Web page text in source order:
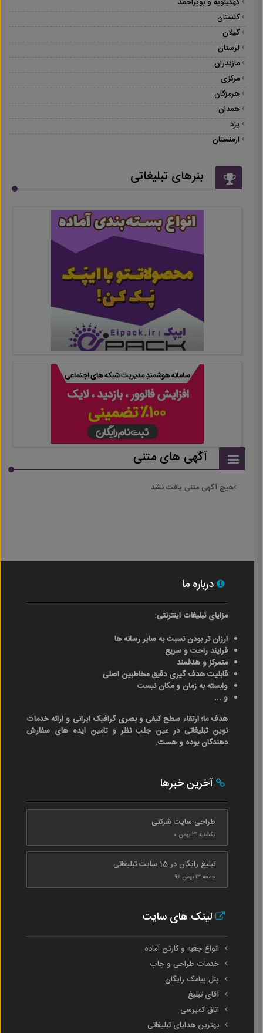
گلستان
گیلان
لرستان
مازندران
مرکزی
هرمزگان
همدان
یزد
ارمنستان
بنرهای تبلیغاتی
آگهی های متنی
هیچ آگهی متنی یافت نشد
درباره ما
مزایای تبلیغات اینترنتی:
ارزان تر بودن نسبت به سایر رسانه ها
فرایند راحت و سریع
متمرکز و هدفمند
قابلیت هدف گیری دقیق مخاطبین اصلی
وابسته به زمان و مکان نیست
و ...
هدف ما؛ ارتقاء سطح کیفی و بصری گرافیک ایرانی و ارائه خدمات
نوین تبلیغاتی در عین جلب نظر و تامین ایده های سفارش
دهندگان بوده و هست.
آخرین خبرها
طراحی سایت شرکتی
یکشنبه ۲۴ بهمن ۰
تبلیغ رایگان در 15 سایت تبلیغاتی
جمعه ۱۳ بهمن ۹۶
لینک های سایت
انواع جعبه و کارتن آماده
خدمات طراحی و چاپ
پنل پیامک رایگان
آقای تبلیغ
اتاق کمپرسی
بهترین هدایای تبلیغاتی